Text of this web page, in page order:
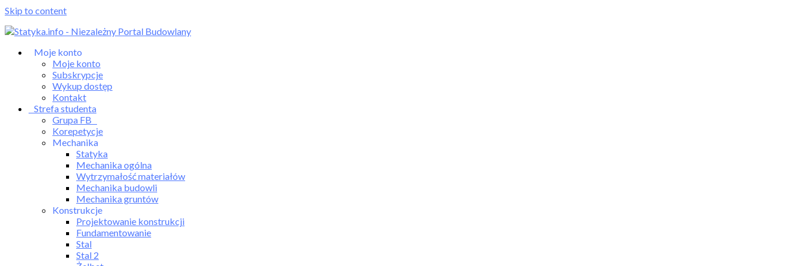
Skip to content
Moje konto
Moje konto
Subskrypcje
Wykup dostęp
Kontakt
Strefa studenta
Grupa FB
Korepetycje
Mechanika
Statyka
Mechanika ogólna
Wytrzymałość materiałów
Mechanika budowli
Mechanika gruntów
Konstrukcje
Projektowanie konstrukcji
Fundamentowanie
Stal
Stal 2